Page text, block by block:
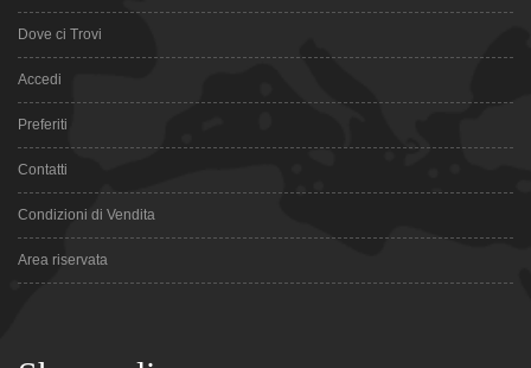
Dove ci Trovi
Accedi
Preferiti
Contatti
Condizioni di Vendita
Area riservata